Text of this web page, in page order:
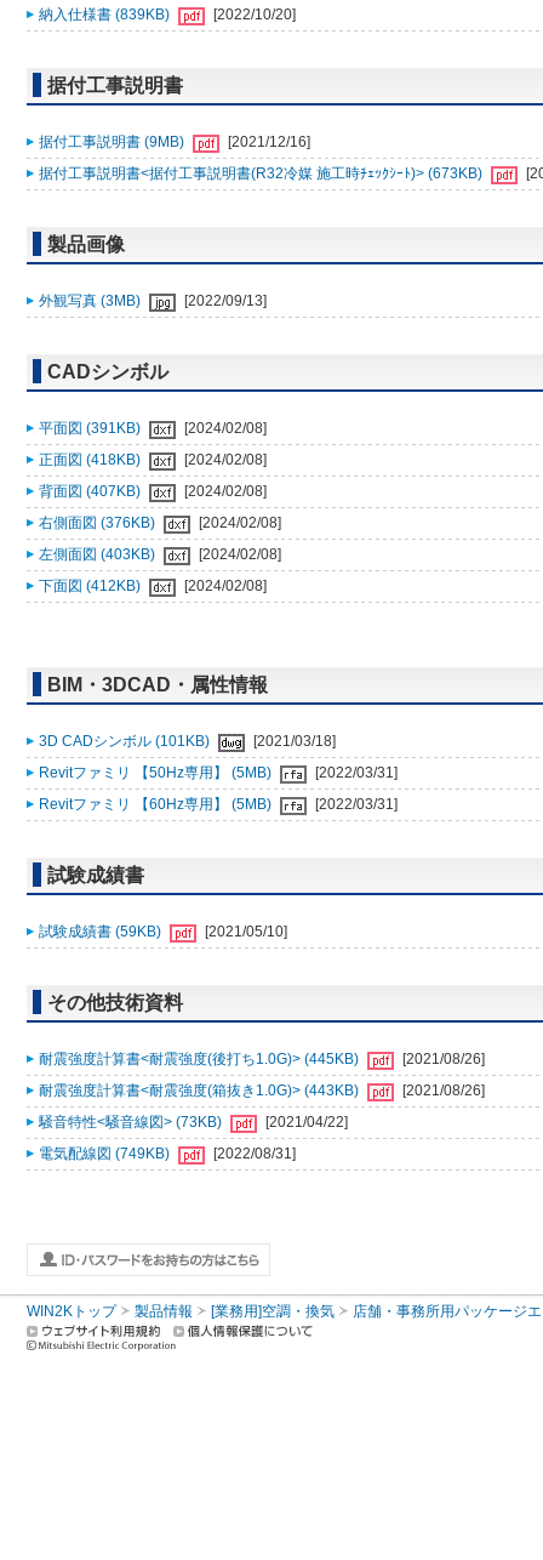
納入仕様書 (839KB) [2022/10/20]
据付工事説明書
据付工事説明書 (9MB)
[2021/12/16]
据付工事説明書<据付工事説明書(R32冷媒 施工時ﾁｪｯｸｼｰﾄ)> (673KB)
製品画像
外観写真 (3MB) [2022/09/13]
CADシンボル
平面図 (391KB)
[2024/02/08]
正面図 (418KB)
[2024/02/08]
背面図 (407KB)
[2024/02/08]
右側面図 (376KB)
[2024/02/08]
左側面図 (403KB)
[2024/02/08]
下面図 (412KB)
[2024/02/08]
BIM・3DCAD・属性情報
3D CADシンボル (101KB)
[2021/03/18]
Revitファミリ 【50Hz専用】 (5MB)
[2022/03/31]
Revitファミリ 【60Hz専用】 (5MB)
[2022/03/31]
試験成績書
試験成績書 (59KB) [2021/05/10]
その他技術資料
耐震強度計算書<耐震強度(後打ち1.0G)> (445KB)
[2021/08/26]
耐震強度計算書<耐震強度(箱抜き1.0G)> (443KB)
[2021/08/26]
騒音特性<騒音線図> (73KB)
[2021/04/22]
電気配線図 (749KB)
[2022/08/31]
WIN2Kトップ 製品情報 [業務用]空調・換気 店舗・事務所用パッケージ